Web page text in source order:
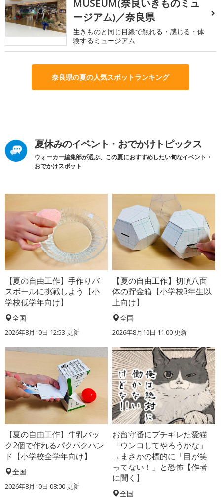
MUSEUM(奈良いきものミュ
ージアム)／奈良県
生きものと同じ目線で触れる・感じる・体
験するミュージアム
奈良県の夏の人気スポットランキング
夏休みのイベント・おでかけトピックス
ウォーカー編集部が選ぶ、この夏におすすめしたい旬なイベント・
おでかけスポット
【夏の自由工作】手作りバ
スボールに挑戦しよう【小
学校低学年向け】
全国
2026年8月10日 12:53 更新
【夏の自由工作】切頂八面
体の貯金箱【小学校3年生以
上向け】
全国
2026年8月10日 11:00更新
【夏の自由工作】牛乳パッ
ク2個で作れるパクパクハン
ド【小学校全学年向け】
全国
2026年8月10日 08:00更新
お留守番にブチギレた愛猫
「ウンコしてやろうかな」
→まさかの標的に「目が笑
ってない！」と恐怖【作者
に聞く】
全国